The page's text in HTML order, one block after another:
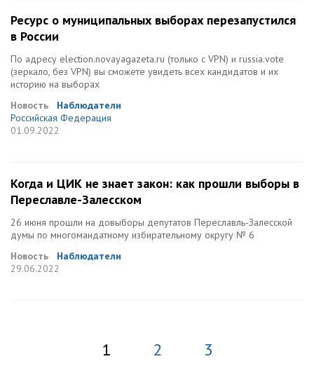
Ресурс о муниципальных выборах перезапустился
в России
По адресу election.novayagazeta.ru (только с VPN) и russia.vote
(зеркало, без VPN) вы сможете увидеть всех кандидатов и их
историю на выборах
Новость
Наблюдатели
Российская Федерация
01.09.2022
Когда и ЦИК не знает закон: как прошли выборы в
Переславле-Залесском
26 июня прошли на довыборы депутатов Переславль-Залесской
думы по многомандатному избирательному округу № 6
Новость
Наблюдатели
29.06.2022
1 2 3